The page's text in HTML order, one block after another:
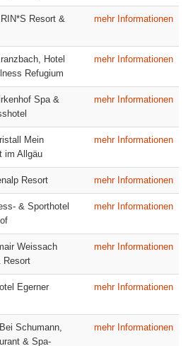
Resort &
mehr Informationen
Hotel
Refugium
mehr Informationen
Spa &
mehr Informationen
Mein
im Allgäu
mehr Informationen
Resort mehr Informationen
& Sporthotel
mehr Informationen
Weissach
Resort
mehr Informationen
Egerner
mehr Informationen
Schumann,
& Spa-
mehr Informationen